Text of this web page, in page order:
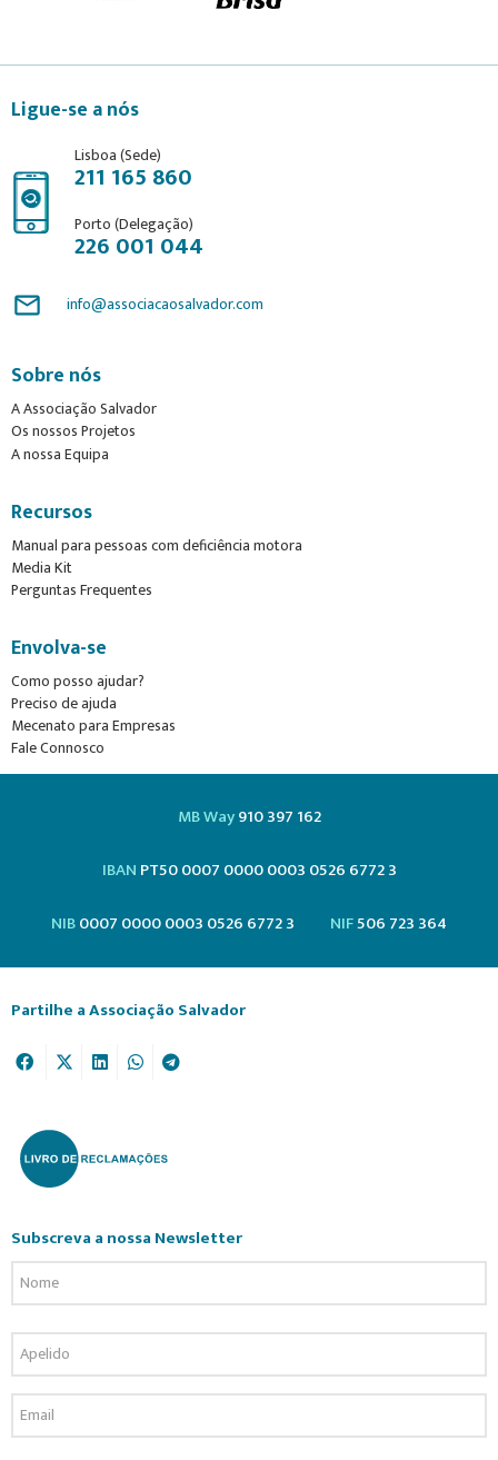
Ligue-se a nós
Lisboa (Sede)
211 165 860
Porto (Delegação)
226 001 044
mail_outline info@associacaosalvador.com
Sobre nós
A Associação Salvador
Os nossos Projetos
A nossa Equipa
Recursos
Manual para pessoas com deficiência motora
Media Kit
Perguntas Frequentes
Envolva-se
Como posso ajudar?
Preciso de ajuda
Mecenato para Empresas
Fale Connosco
MB Way910 397 162
IBAN PT50 0007 0000 0003 0526 6772 3
NIB0007 0000 0003 0526 6772 3 NIF506 723 364
Partilhe a Associação Salvador
Subscreva a nossa Newsletter